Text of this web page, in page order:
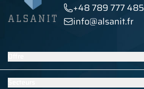
+48 789 777 485
info@alsanit.fr
Casiers